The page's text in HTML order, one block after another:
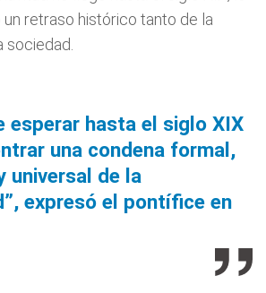
retraso histórico tanto de la
sociedad.
esperar hasta el siglo XIX
una condena formal,
universal de la
expresó el pontífice en